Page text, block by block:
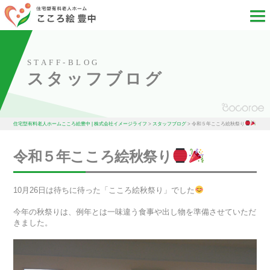
STAFF-BLOG
スタッフブログ
住宅型有料老人ホームこころ絵豊中 | 株式会社イメージライフ > スタッフブログ >令和５年こころ絵秋祭り
令和５年こころ絵秋祭り
10月26日は待ちに待った「こころ絵秋祭り」でした
今年の秋祭りは、例年とは一味違う食事や出し物を準備させていただ
きました。